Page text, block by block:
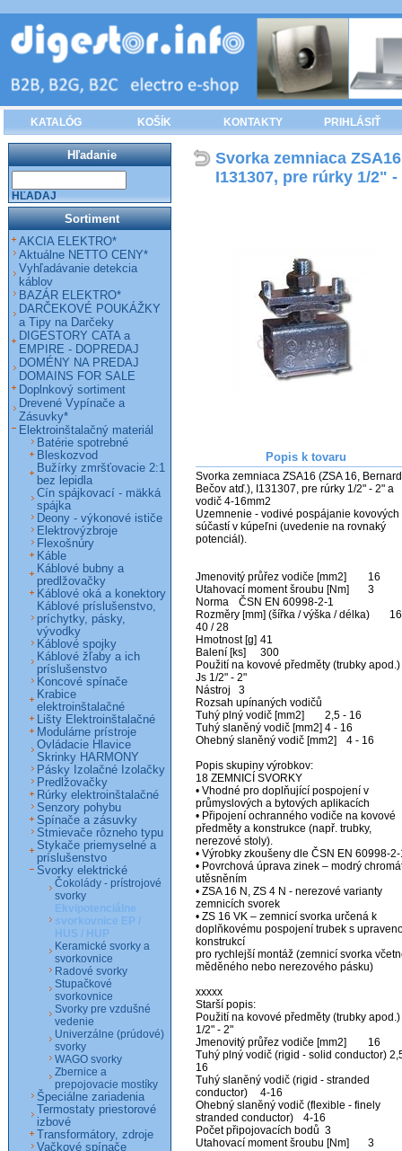
KATALÓG KOŠÍK KONTAKTY PRIHLÁSIŤ
Svorka zemniaca
I131307, pre rúrky 1/2"
Popis k tovaru
Svorka zemniaca ZSA16 (ZSA 16,
Bečov atď.), I131307, pre rúrky 1/2" - 2" a
vodič 4-16mm2
Uzemnenie - vodivé pospájanie kovových
súčastí v kúpeľni (uvedenie na rovnaký
potenciál).
Jmenovitý průřez vodiče [mm2]	16
Utahovací moment šroubu [Nm]	3
Norma	ČSN EN 60998-2-1
Rozměry [mm] (šířka / výška / délka)	16 /
40 / 28
Hmotnost [g]	41
Balení [ks]	300
Použití na kovové předměty (trubky apod.)
Js 1/2" - 2"
Nástroj	3
Rozsah upínaných vodičů
Tuhý plný vodič [mm2]	2,5 - 16
Tuhý slaněný vodič [mm2]	4 - 16
Ohebný slaněný vodič [mm2]	4 - 16
Popis skupiny výrobkov:
18 ZEMNICÍ SVORKY
• Vhodné pro doplňující pospojení v
průmyslových a bytových aplikacích
• Připojení ochranného vodiče na kovové
předměty a konstrukce (např. trubky,
nerezové stoly).
• Výrobky zkoušeny dle ČSN EN 60998-
• Povrchová úprava zinek – modrý
utěsněním
• ZSA 16 N, ZS 4 N - nerezové varianty
zemnicích svorek
• ZS 16 VK – zemnicí svorka určená k
doplňkovému pospojení trubek s
konstrukcí
pro rychlejší montáž (zemnicí svorka
měděného nebo nerezového pásku)
xxxxx
Starší popis:
Použití na kovové předměty (trubky apod.)
1/2" - 2"
Jmenovitý průřez vodiče [mm2]	16
Tuhý plný vodič (rigid - solid conductor)	2,5-
16
Tuhý slaněný vodič (rigid - stranded
conductor)	4-16
Ohebný slaněný vodič (flexible - finely
stranded conductor)	4-16
Počet připojovacích bodů	3
Utahovací moment šroubu [Nm]	3
Hľadanie
HĽADAJ
Sortiment
AKCIA ELEKTRO*
Aktuálne NETTO CENY*
Vyhľadávanie detekcia
káblov
BAZÁR ELEKTRO*
DARČEKOVÉ POUKÁŽKY
a Tipy na Darčeky
DIGESTORY CATA a
EMPIRE - DOPREDAJ
DOMÉNY NA PREDAJ
DOMAINS FOR SALE
Doplnkový sortiment
Drevené Vypínače a
Zásuvky*
Elektroinštalačný materiál
Batérie spotrebné
Bleskozvod
Bužírky zmršťovacie 2:1
bez lepidla
Cín spájkovací - mäkká
spájka
Deony - výkonové ističe
Elektrovýzbroje
Flexošnúry
Káble
Káblové bubny a
predlžovačky
Káblové oká a konektory
Káblové príslušenstvo,
príchytky, pásky,
vývodky
Káblové spojky
Káblové žľaby a ich
príslušenstvo
Koncové spínače
Krabice
elektroinštalačné
Lišty Elektroinštalačné
Modulárne prístroje
Ovládacie Hlavice
Skrinky HARMONY
Pásky Izolačné Izolačky
Predlžovačky
Rúrky elektroinštalačné
Senzory pohybu
Spínače a zásuvky
Stmievače rôzneho typu
Stykače priemyselné a
príslušenstvo
Svorky elektrické
Čokolády - prístrojové
svorky
Ekvipotenciálne
svorkovnice EP /
HUS / HUP
Keramické svorky a
svorkovnice
Radové svorky
Stupačkové
svorkovnice
Svorky pre vzdušné
vedenie
Univerzálne (prúdové)
svorky
WAGO svorky
Zbernice a
prepojovacie mostíky
Špeciálne zariadenia
Termostaty priestorové
izbové
Transformátory, zdroje
Vačkové spínače